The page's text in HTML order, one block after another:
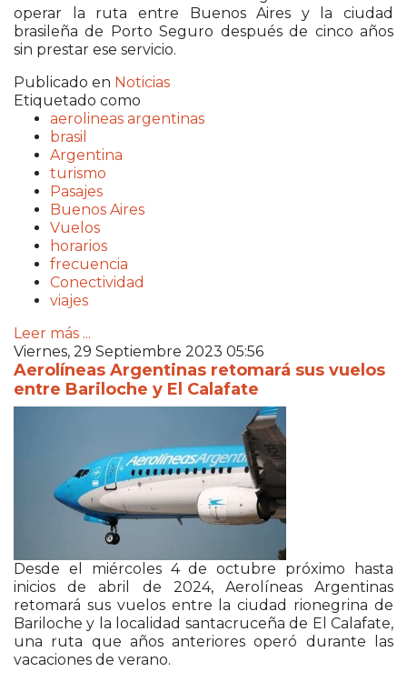
operar la ruta entre Buenos Aires y la ciudad
brasileña de Porto Seguro después de cinco años
sin prestar ese servicio.
Publicado en Noticias
Etiquetado como
aerolineas argentinas
brasil
Argentina
turismo
Pasajes
Buenos Aires
Vuelos
horarios
frecuencia
Conectividad
viajes
Leer más ...
Viernes, 29 Septiembre 2023 05:56
Aerolíneas Argentinas retomará sus vuelos
entre Bariloche y El Calafate
Desde el miércoles 4 de octubre próximo hasta
inicios de abril de 2024, Aerolíneas Argentinas
retomará sus vuelos entre la ciudad rionegrina de
Bariloche y la localidad santacruceña de El Calafate,
una ruta que años anteriores operó durante las
vacaciones de verano.